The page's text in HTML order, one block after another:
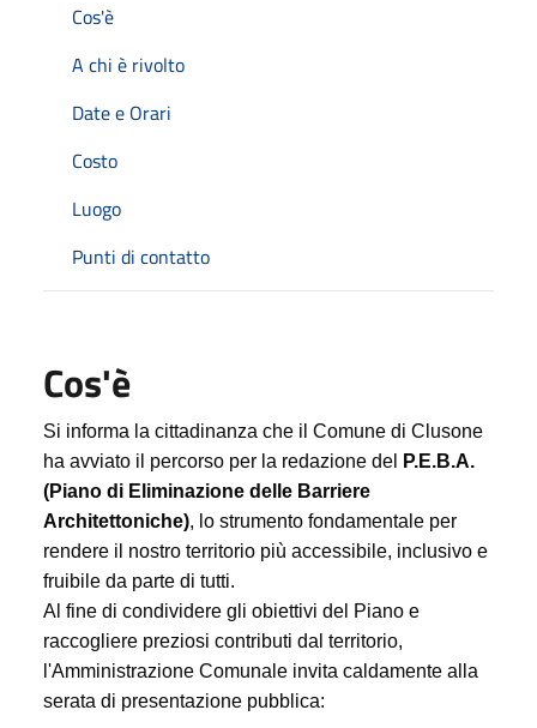
Cos'è
A chi è rivolto
Date e Orari
Costo
Luogo
Punti di contatto
Cos'è
Si informa la cittadinanza che il Comune di Clusone
ha avviato il percorso per la redazione del
P.E.B.A.
(Piano di Eliminazione delle Barriere
Architettoniche), lo strumento fondamentale per
rendere il nostro territorio più accessibile, inclusivo e
fruibile da parte di tutti.
Al fine di condividere gli obiettivi del Piano e
raccogliere preziosi contributi dal territorio,
l'Amministrazione Comunale invita caldamente alla
serata di presentazione pubblica: